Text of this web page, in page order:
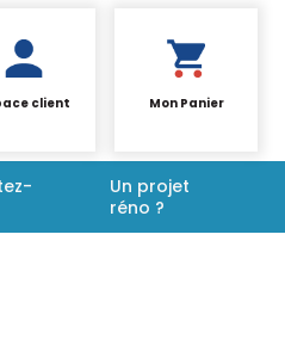
client Mon Panier
Un projet
réno ?